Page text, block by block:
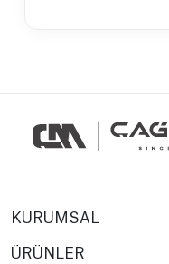
KURUMSAL
ÜRÜNLER